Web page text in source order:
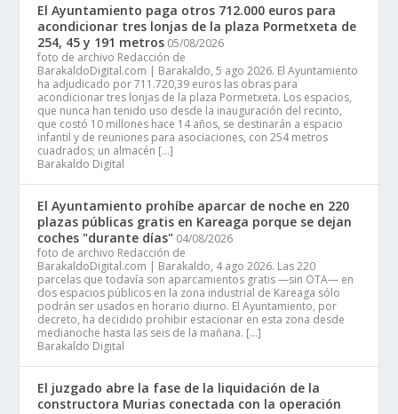
El Ayuntamiento paga otros 712.000 euros para
acondicionar tres lonjas de la plaza Pormetxeta de
254, 45 y 191 metros 05/08/2026
foto de archivo Redacción de
BarakaldoDigital.com | Barakaldo, 5 ago 2026. El Ayuntamiento
ha adjudicado por 711.720,39 euros las obras para
acondicionar tres lonjas de la plaza Pormetxeta. Los espacios,
que nunca han tenido uso desde la inauguración del recinto,
que costó 10 millones hace 14 años, se destinarán a espacio
infantil y de reuniones para asociaciones, con 254 metros
cuadrados; un almacén […]
Barakaldo Digital
El Ayuntamiento prohíbe aparcar de noche en 220
plazas públicas gratis en Kareaga porque se dejan
coches "durante días" 04/08/2026
foto de archivo Redacción de
BarakaldoDigital.com | Barakaldo, 4 ago 2026. Las 220
parcelas que todavía son aparcamientos gratis —sin OTA— en
dos espacios públicos en la zona industrial de Kareaga sólo
podrán ser usados en horario diurno. El Ayuntamiento, por
decreto, ha decidido prohibir estacionar en esta zona desde
medianoche hasta las seis de la mañana. […]
Barakaldo Digital
El juzgado abre la fase de la liquidación de la
constructora Murias conectada con la operación